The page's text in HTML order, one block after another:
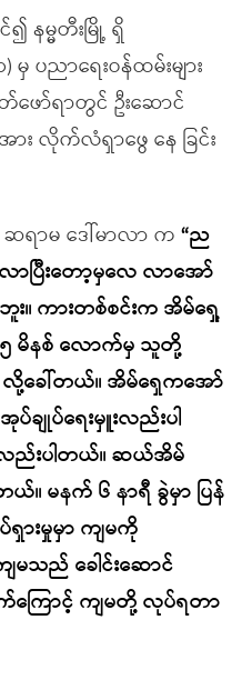
နမ္မတီးမြို့ ရှိ
ပညာရေးဝန်ထမ်းများ
ော်ရာတွင် ဦးဆောင်
လိုက်လံရှာဖွေ နေ ခြင်း
ရာမ ဒေါ်မာလာ က “ည
ပြီးတော့မှလေ လာအော်
။ ကားတစ်စင်းက အိမ်ရှေ့
မိနစ် လောက်မှ သူတို့
လို့ခေါ်တယ်။ အိမ်ရှေကအော်
ျုပ်ရေးမှူးလည်းပါ
ည်းပါတယ်။ ဆယ်အိမ်
ယ်။ မနက် ၆ နာရီ ခွဲမှာ ပြန်
ားမှုမှာ ကျမကို
မသည် ခေါင်းဆောင်
ကြောင့် ကျမတို့ လုပ်ရတာ